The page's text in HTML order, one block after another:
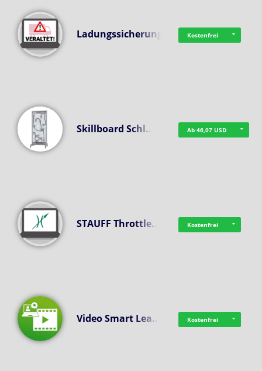
Ladungssicherung Kostenfrei
Skillboard Schl… Ab 46,07 USD
STAUFF Throttle… Kostenfrei
Video Smart Lea… Kostenfrei